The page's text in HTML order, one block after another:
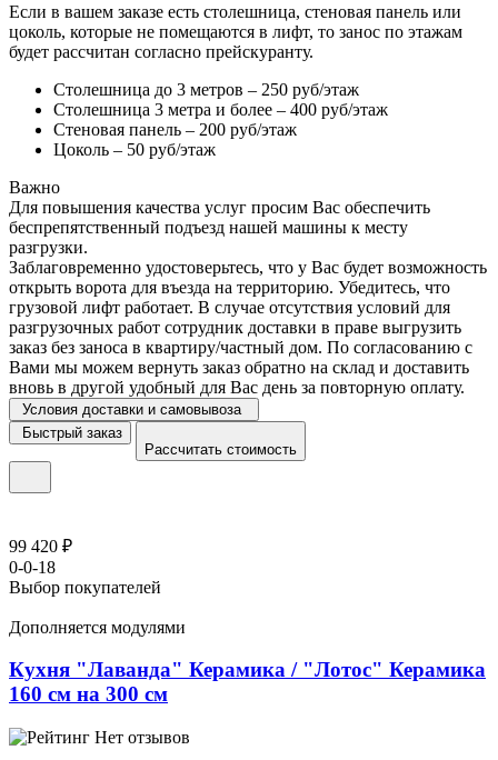
Если в вашем заказе есть столешница, стеновая панель или
цоколь, которые не помещаются в лифт, то занос по этажам
будет рассчитан согласно прейскуранту.
Столешница до 3 метров – 250 руб/этаж
Столешница 3 метра и более – 400 руб/этаж
Стеновая панель – 200 руб/этаж
Цоколь – 50 руб/этаж
Важно
Для повышения качества услуг просим Вас обеспечить
беспрепятственный подъезд нашей машины к месту
разгрузки.
Заблаговременно удостоверьтесь, что у Вас будет возможность
открыть ворота для въезда на территорию. Убедитесь, что
грузовой лифт работает. В случае отсутствия условий для
разгрузочных работ сотрудник доставки в праве выгрузить
заказ без заноса в квартиру/частный дом. По согласованию с
Вами мы можем вернуть заказ обратно на склад и доставить
вновь в другой удобный для Вас день за повторную оплату.
Условия доставки и самовывоза
Быстрый заказ
Рассчитать стоимость
99 420 ₽
0-0-18
Выбор покупателей
Дополняется модулями
Кухня "Лаванда" Керамика / "Лотос" Керамика
160 см на 300 см
Нет отзывов